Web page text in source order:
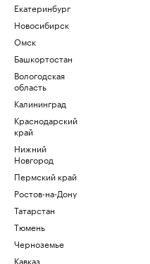
Екатеринбург
Новосибирск
Омск
Башкортостан
Вологодская
область
Калининград
Краснодарский
край
Нижний
Новгород
Пермский край
Ростов-на-Дону
Татарстан
Тюмень
Черноземье
Кавказ